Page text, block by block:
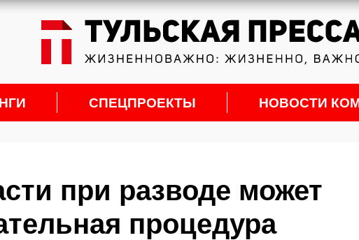
СПЕЦПРОЕКТЫ НОВОСТИ
при разводе может
процедура